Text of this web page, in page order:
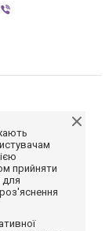
прийняти
для